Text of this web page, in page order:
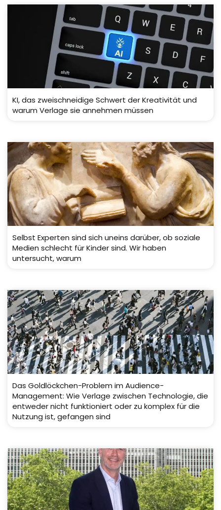
KI, das zweischneidige Schwert der Kreativität und
warum Verlage sie annehmen müssen
Selbst Experten sind sich uneins darüber, ob soziale
Medien schlecht für Kinder sind. Wir haben
untersucht, warum
Das Goldlöckchen-Problem im Audience-
Management: Wie Verlage zwischen Technologie, die
entweder nicht funktioniert oder zu komplex für die
Nutzung ist, gefangen sind